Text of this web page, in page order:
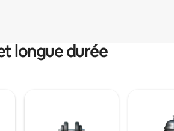
longue durée